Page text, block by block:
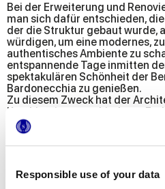
Responsible use of your data
Bei der Erweiterung und
man sich dafür entschieden,
der die Struktur gebaut wurde,
würdigen, um eine modernes,
authentisches Ambiente zu
entspannende Tage inmitten
spektakulären Schönheit der
Bardonecchia zu genießen.
Zu diesem Zweck hat der
Kombination verschiedener
genauestens studiert. Das
Schmuckstück der
Holzbalken und die neutralen
mit moderneren und fesselnden
Ausstattungen, wie der